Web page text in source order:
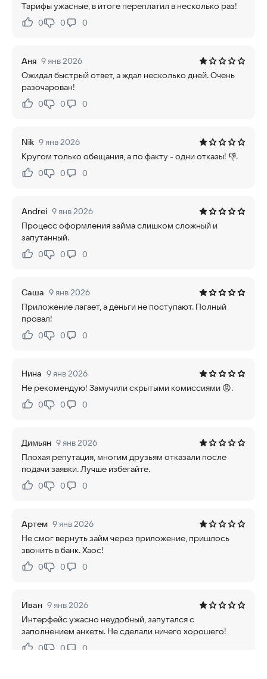
Тарифы ужасные, в итоге переплатил в несколько раз!
Нравится:
0Не нравится:
0 0
Аня 9 янв 2026
Ожидал быстрый ответ, а ждал несколько дней. Очень
разочарован!
Нравится:
0Не нравится:
0 0
Nik 9 янв 2026
Кругом только обещания, а по факту - одни отказы! 👎.
Нравится:
0Не нравится:
0 0
Andrei 9 янв 2026
Процесс оформления займа слишком сложный и
запутанный.
Нравится:
0Не нравится:
0 0
Саша 9 янв 2026
Приложение лагает, а деньги не поступают. Полный
провал!
Нравится:
0Не нравится:
0 0
Нина 9 янв 2026
Не рекомендую! Замучили скрытыми комиссиями 😡.
Нравится:
0Не нравится:
0 0
Димьян 9 янв 2026
Плохая репутация, многим друзьям отказали после
подачи заявки. Лучше избегайте.
Нравится:
0Не нравится:
0 0
Артем 9 янв 2026
Не смог вернуть займ через приложение, пришлось
звонить в банк. Хаос!
Нравится:
0Не нравится:
0 0
Иван 9 янв 2026
Интерфейс ужасно неудобный, запутался с
заполнением анкеты. Не сделали ничего хорошего!
Нравится:
0Не нравится:
0 0